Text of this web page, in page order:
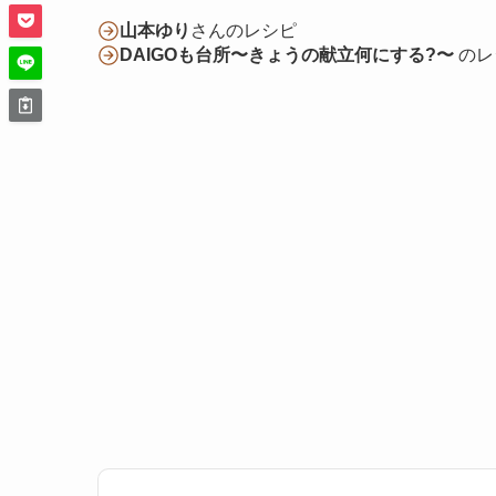
山本ゆり さんのレシピ
DAIGOも台所〜きょうの献立何にする?〜 の